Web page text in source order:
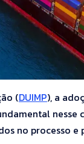
(DUIMP), a
nesse
no processo